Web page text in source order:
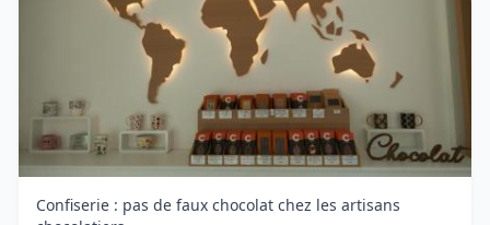
Confiserie : pas de faux chocolat chez les artisans